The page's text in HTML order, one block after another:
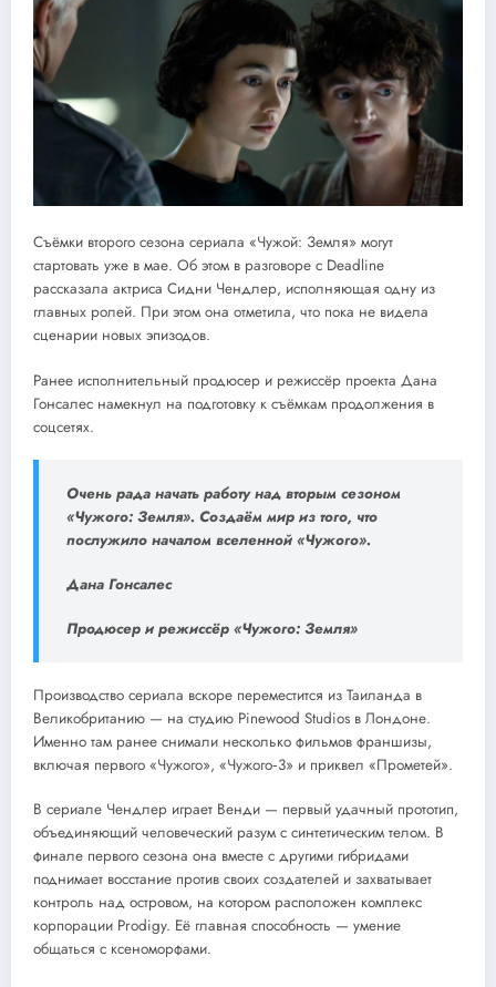
Съёмки второго сезона сериала «Чужой: Земля» могут
стартовать уже в мае. Об этом в разговоре с Deadline
рассказала актриса Сидни Чендлер, исполняющая одну из
главных ролей. При этом она отметила, что пока не видела
сценарии новых эпизодов.
Ранее исполнительный продюсер и режиссёр проекта Дана
Гонсалес намекнул на подготовку к съёмкам продолжения в
соцсетях.
Очень рада начать работу над вторым сезоном
«Чужого: Земля». Создаём мир из того, что
послужило началом вселенной «Чужого».
Дана Гонсалес
Продюсер и режиссёр «Чужого: Земля»
Производство сериала вскоре переместится из Таиланда в
Великобританию — на студию Pinewood Studios в Лондоне.
Именно там ранее снимали несколько фильмов франшизы,
включая первого «Чужого», «Чужого‑3» и приквел «Прометей».
В сериале Чендлер играет Венди — первый удачный прототип,
объединяющий человеческий разум с синтетическим телом. В
финале первого сезона она вместе с другими гибридами
поднимает восстание против своих создателей и захватывает
контроль над островом, на котором расположен комплекс
корпорации Prodigy. Её главная способность — умение
общаться с ксеноморфами.